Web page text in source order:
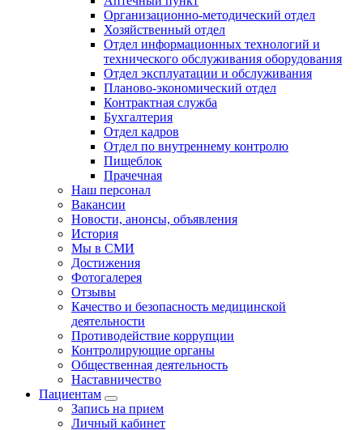
Организационно-методический отдел
Хозяйственный отдел
Отдел информационных технологий и
технического обслуживания оборудования
Отдел эксплуатации и обслуживания
Планово-экономический отдел
Контрактная служба
Бухгалтерия
Отдел кадров
Отдел по внутреннему контролю
Пищеблок
Прачечная
Наш персонал
Вакансии
Новости, анонсы, объявления
История
Мы в СМИ
Достижения
Фотогалерея
Отзывы
Качество и безопасность медицинской
деятельности
Противодействие коррупции
Контролирующие органы
Общественная деятельность
Наставничество
Пациентам
Запись на прием
Личный кабинет